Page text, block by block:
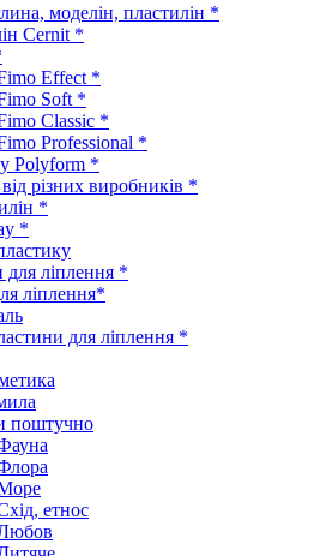
моделін, пластилін *
Cernit *
Effect *
Soft *
Classic *
Professional *
Polyform *
різних виробників *
*
*
для ліплення *
ліплення*
для ліплення *
поштучно
етнос